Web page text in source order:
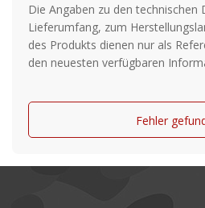
Die Angaben zu den technischen
Lieferumfang, zum
des Produkts dienen nur als
den neuesten verfügbaren
Fehler